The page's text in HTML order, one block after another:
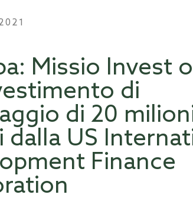
Missio Invest
di
di 20
dalla US
Finance